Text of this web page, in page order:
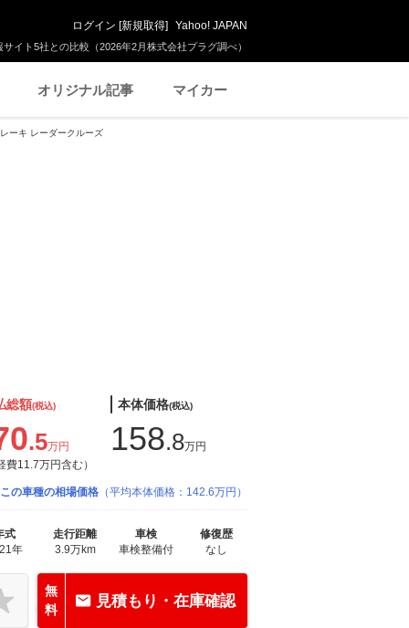
イト5社との比較（2026年2月株式会社プラグ調べ）
ログイン [新規取得] Yahoo! JAPAN
オリジナル記事 マイカー
ーキ レーダークルーズ
総額(税込)
.5万円
費11.7万円含む）
本体価格(税込)
158.8万円
この車種の相場価格 （平均本体価格：142.6万円）
式
年
走行距離
3.9万km
車検
車検整備付
修復歴
なし
無
料
見積もり・在庫確認